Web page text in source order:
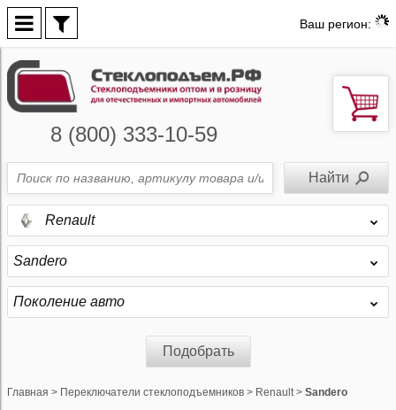
Ваш регион:
8 (800) 333-10-59
Renault
Sandero
Поколение авто
Подобрать
Главная > Переключатели стеклоподъемников > Renault > Sandero